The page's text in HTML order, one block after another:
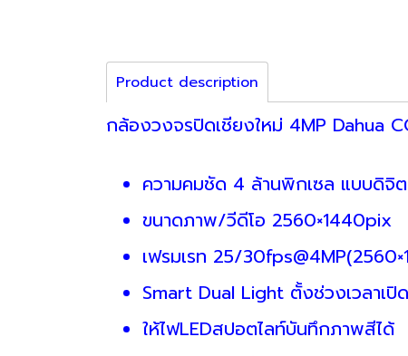
Product description
กล้องวงจรปิดเชียงใหม่ 4MP Dahua
ความคมชัด 4 ล้านพิกเซล แบบดิจิ
ขนาดภาพ/วีดีโอ 2560×1440pix
เฟรมเรท 25/
Smart Dual Light ตั้งช่วงเวลาเ
ให้ไฟLEDสปอตไลท์บันทึกภาพสีได้